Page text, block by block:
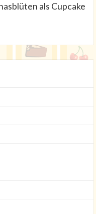
als Cupcake